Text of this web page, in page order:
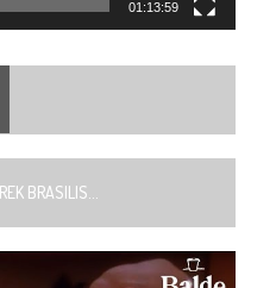
01:13:59
BRASILIS...